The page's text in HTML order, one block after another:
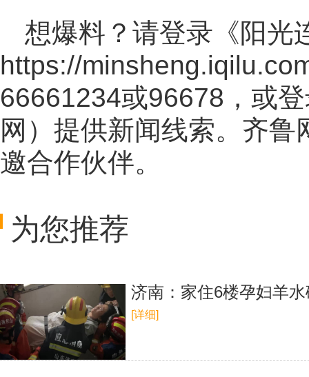
想爆料？请登录《阳光
https://
66661234或96678，或
网 ）提供新闻线索。齐鲁
邀合作伙伴。
为您推荐
济南：家住6楼孕妇羊
[详细]